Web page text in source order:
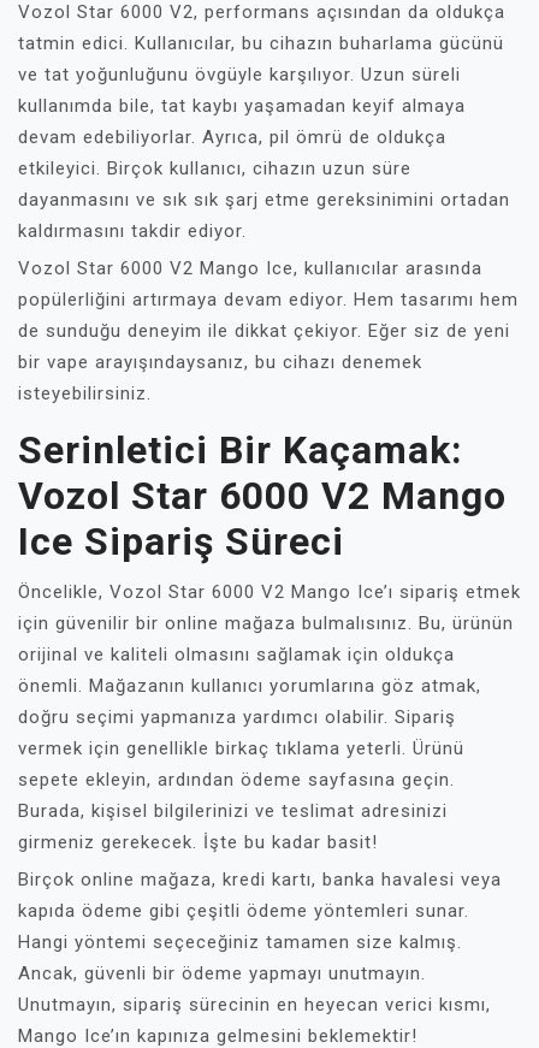
Vozol Star 6000 V2, performans açısından da oldukça
tatmin edici. Kullanıcılar, bu cihazın buharlama gücünü
ve tat yoğunluğunu övgüyle karşılıyor. Uzun süreli
kullanımda bile, tat kaybı yaşamadan keyif almaya
devam edebiliyorlar. Ayrıca, pil ömrü de oldukça
etkileyici. Birçok kullanıcı, cihazın uzun süre
dayanmasını ve sık sık şarj etme gereksinimini ortadan
kaldırmasını takdir ediyor.
Vozol Star 6000 V2 Mango Ice, kullanıcılar arasında
popülerliğini artırmaya devam ediyor. Hem tasarımı hem
de sunduğu deneyim ile dikkat çekiyor. Eğer siz de yeni
bir vape arayışındaysanız, bu cihazı denemek
isteyebilirsiniz.
Serinletici Bir Kaçamak:
Vozol Star 6000 V2 Mango
Ice Sipariş Süreci
Öncelikle, Vozol Star 6000 V2 Mango Ice’ı sipariş etmek
için güvenilir bir online mağaza bulmalısınız. Bu, ürünün
orijinal ve kaliteli olmasını sağlamak için oldukça
önemli. Mağazanın kullanıcı yorumlarına göz atmak,
doğru seçimi yapmanıza yardımcı olabilir. Sipariş
vermek için genellikle birkaç tıklama yeterli. Ürünü
sepete ekleyin, ardından ödeme sayfasına geçin.
Burada, kişisel bilgilerinizi ve teslimat adresinizi
girmeniz gerekecek. İşte bu kadar basit!
Birçok online mağaza, kredi kartı, banka havalesi veya
kapıda ödeme gibi çeşitli ödeme yöntemleri sunar.
Hangi yöntemi seçeceğiniz tamamen size kalmış.
Ancak, güvenli bir ödeme yapmayı unutmayın.
Unutmayın, sipariş sürecinin en heyecan verici kısmı,
Mango Ice’ın kapınıza gelmesini beklemektir!